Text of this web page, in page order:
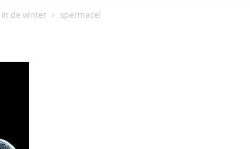
de winter spermacel